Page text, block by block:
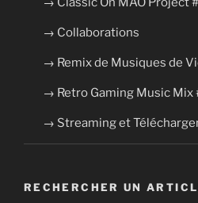
→ Collaborations
→ Remix de Musiques de
→ Retro Gaming Music Mix
→ Streaming et
RECHERCHER UN